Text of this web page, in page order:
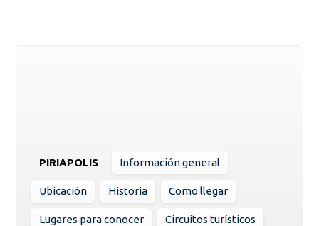
PIRIAPOLIS Información general
Ubicación Historia Como llegar
Lugares para conocer Circuitos turísticos